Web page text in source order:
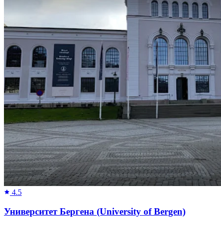
4.5
Университет Бергена (University of Bergen)